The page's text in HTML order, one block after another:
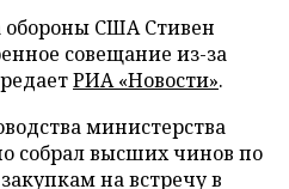
обороны США Стивен
совещание из-за
РИА «Новости».
министерства
собрал высших чинов по
на встречу в